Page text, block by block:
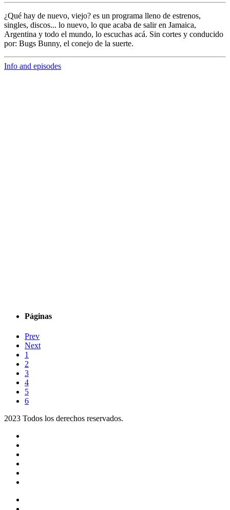
¿Qué hay de nuevo, viejo? es un programa lleno de estrenos,
singles, discos... lo nuevo, lo que acaba de salir en Jamaica,
Argentina y todo el mundo, lo escuchas acá. Sin cortes y conducido
por: Bugs Bunny, el conejo de la suerte.
Info and episodes
Páginas
Prev
Next
1
2
3
4
5
6
2023 Todos los derechos reservados.